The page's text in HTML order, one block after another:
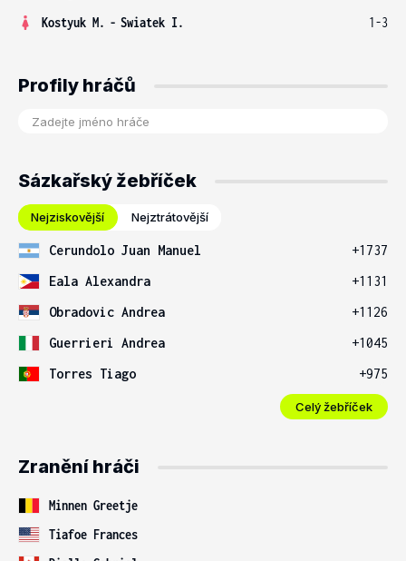
Kostyuk M. - Swiatek I. 1-3
Profily hráčů
Sázkařský žebříček
Nejziskovější Nejztrátovější
Cerundolo Juan Manuel
+1737
Eala Alexandra
+1131
Obradovic Andrea
+1126
Guerrieri Andrea
+1045
Torres Tiago
+975
Celý žebříček
Zranění hráči
Minnen Greetje
Tiafoe Frances